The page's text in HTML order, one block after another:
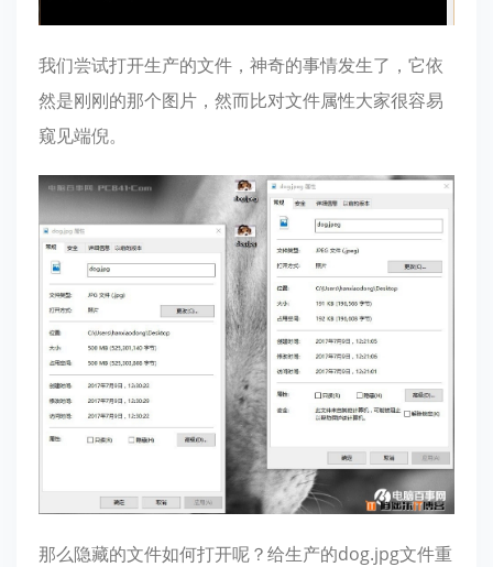
我们尝试打开生产的文件，神奇的事情发生了，它依
然是刚刚的那个图片，然而比对文件属性大家很容易
窥见端倪。
那么隐藏的文件如何打开呢？给生产的dog.jpg文件重